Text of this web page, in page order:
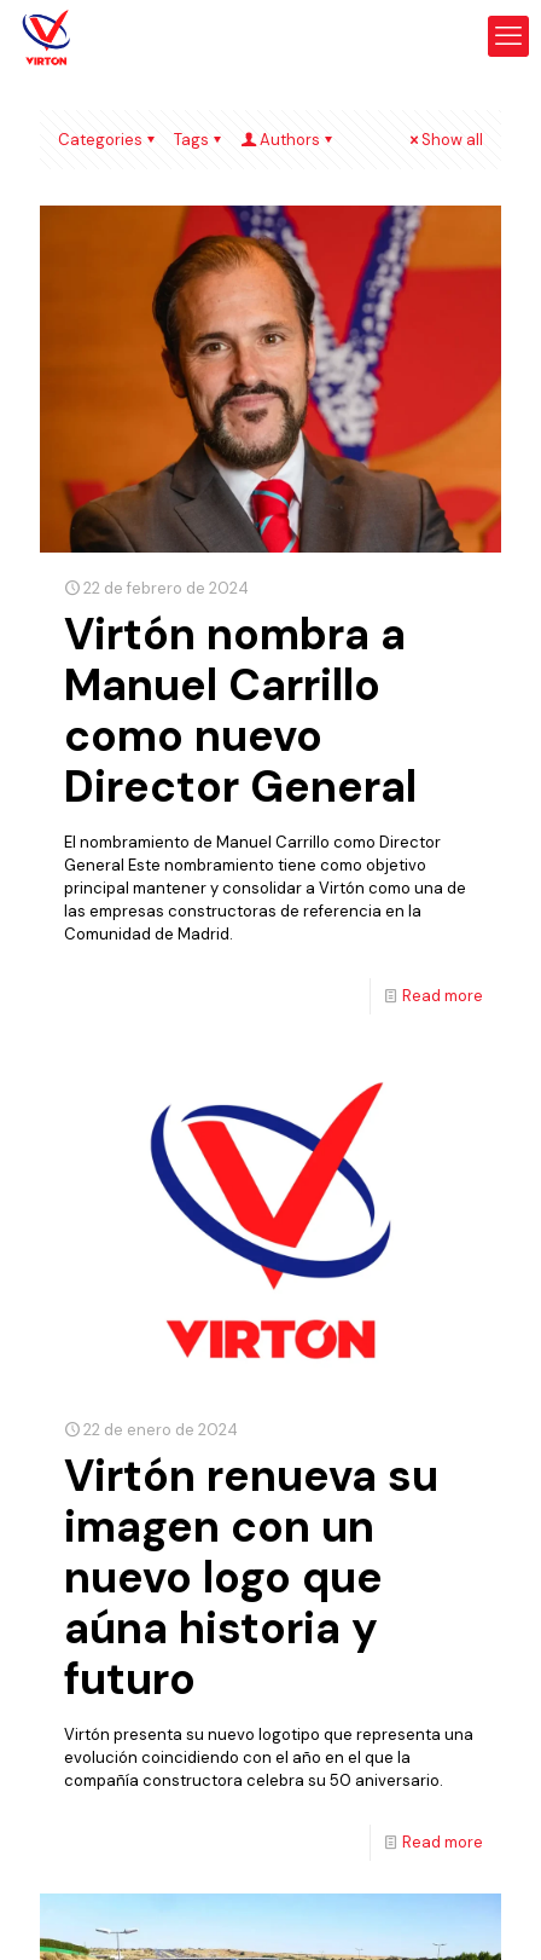
Categories Tags Authors Show all
22 de febrero de 2024
Virtón nombra a
Manuel Carrillo
como nuevo
Director General
El nombramiento de Manuel Carrillo como Director
General Este nombramiento tiene como objetivo
principal mantener y consolidar a Virtón como una de
las empresas constructoras de referencia en la
Comunidad de Madrid.
Read more
22 de enero de 2024
Virtón renueva su
imagen con un
nuevo logo que
aúna historia y
futuro
Virtón presenta su nuevo logotipo que representa una
evolución coincidiendo con el año en el que la
compañía constructora celebra su 50 aniversario.
Read more